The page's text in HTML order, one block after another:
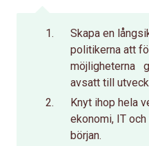
Skapa en
politikerna att
möjligheterna
avsatt till
Knyt ihop hela
ekonomi, IT
början.